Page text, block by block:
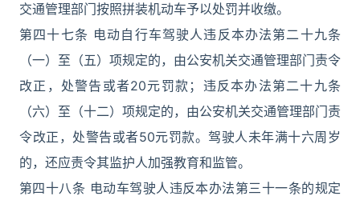
交通管理部门按照拼装机动车予以处罚并收缴。
第四十七条 电动自行车驾驶人违反本办法第二十九条
（一）至（五）项规定的，由公安机关交通管理部门责令
改正，处警告或者20元罚款；违反本办法第二十九条
（六）至（十二）项规定的，由公安机关交通管理部门责
令改正，处警告或者50元罚款。驾驶人未年满十六周岁
的，还应责令其监护人加强教育和监管。
第四十八条 电动车驾驶人违反本办法第三十一条的规定